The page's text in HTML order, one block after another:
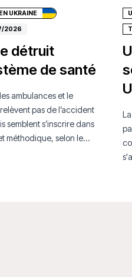
UKRAINE
2026
détruit
de santé
ambulances et le
pas de l’accident
semblent s’inscrire dans
méthodique, selon le